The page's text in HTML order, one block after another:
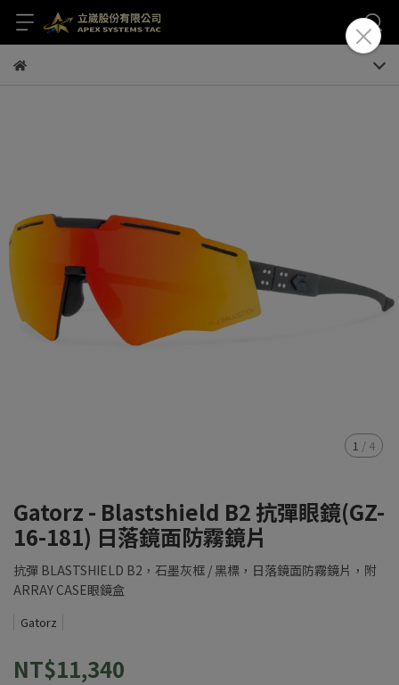
1 / 4
Gatorz - Blastshield B2 抗彈眼鏡(GZ-
16-181) 日落鏡面防霧鏡片
抗彈 BLASTSHIELD B2，石墨灰框 / 黑標，日落鏡面防霧鏡片，附
ARRAY CASE眼鏡盒
Gatorz
NT$11,340